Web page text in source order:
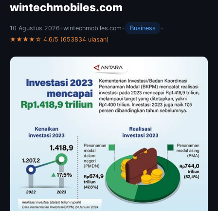
wintechmobiles.com
10 Agustus 2026 •wintechmobiles.com • Business
•
★★★★☆ 4.6/5 (653834 ulasan)